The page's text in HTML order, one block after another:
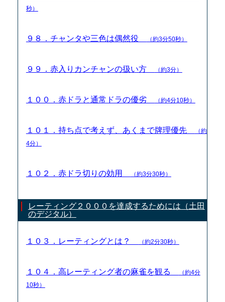
秒）
９８．チャンタや三色は偶然役 （約3分50秒）
９９．赤入りカンチャンの扱い方 （約3分）
１００．赤ドラと通常ドラの優劣 （約4分10秒）
１０１．持ち点で考えず、あくまで牌理優先
（約
4分）
１０２．赤ドラ切りの効用 （約3分30秒）
レーティング２０００を達成するためには（土田
のデジタル）
１０３．レーティングとは？ （約2分30秒）
１０４．高レーティング者の麻雀を観る
（約4分
10秒）